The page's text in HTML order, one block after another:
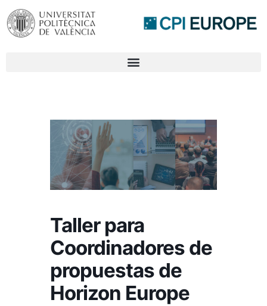
Taller para
Coordinadores de
propuestas de
Horizon Europe